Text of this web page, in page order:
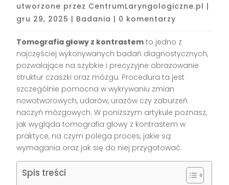
utworzone przez CentrumLaryngologiczne.pl |
gru 29, 2025 | Badania | 0 komentarzy
Tomografia głowy z kontrastem to jedno z
najczęściej wykonywanych badań diagnostycznych,
pozwalające na szybkie i precyzyjne obrazowanie
struktur czaszki oraz mózgu. Procedura ta jest
szczególnie pomocna w wykrywaniu zmian
nowotworowych, udarów, urazów czy zaburzeń
naczyń mózgowych. W poniższym artykule poznasz,
jak wygląda tomografia głowy z kontrastem w
praktyce, na czym polega proces, jakie są
wymagania oraz jak się do niej przygotować.
Spis treści